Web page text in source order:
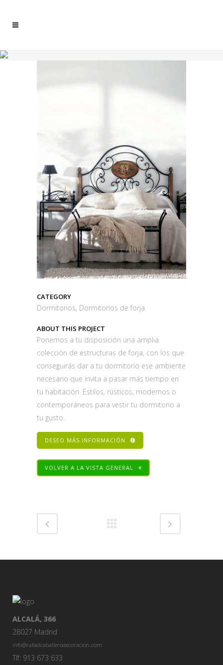
CATEGORY
Dormitorios, Dormitorios de forja
ABOUT THIS PROJECT
Ponemos a tu disposición una amplia
colección de estructuras de forja, con los que
conseguirás dar a tu dormitorio ese ambiente
necesario que invita a pasar más tiempo en
tu habitación. Estilos, rústicos, modernos o
contemporáneos para vestir tu dormitorio a
tu gusto.
DESEO MÁS INFORMACIÓN
VOLVER A LA VISTA GENERAL
ALCALÁ, 366
28027 Madrid
info@rafaelcaballerodecoracion.com
Tlf: 913 673 633